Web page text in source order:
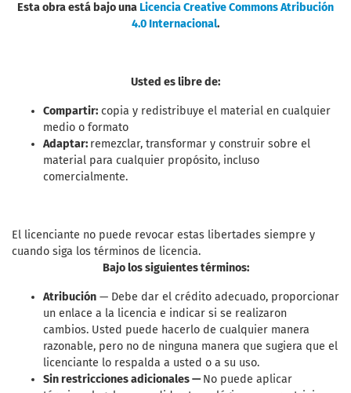
Esta obra está bajo una Licencia Creative Commons Atribución
4.0 Internacional.
Usted es libre de:
Compartir: copia y redistribuye el material en cualquier
medio o formato
Adaptar: remezclar, transformar y construir sobre el
material para cualquier propósito, incluso
comercialmente.
El licenciante no puede revocar estas libertades siempre y
cuando siga los términos de licencia.
Bajo los siguientes términos:
Atribución — Debe dar el crédito adecuado, proporcionar
un enlace a la licencia e indicar si se realizaron
cambios. Usted puede hacerlo de cualquier manera
razonable, pero no de ninguna manera que sugiera que el
licenciante lo respalda a usted o a su uso.
Sin restricciones adicionales —No puede aplicar